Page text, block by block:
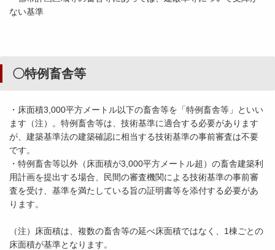
ない基準
〇特例畜舎等
・床面積3,000平方メートル以下の畜舎等を「特例畜舎等」といい
ます（注）。特例畜舎等は、技術基準に適合する必要があります
が、建築基準法の建築確認に相当する技術基準の事前審査は不要
です。
・特例畜舎等以外（床面積が3,000平方メートル超）の畜舎建築利
用計画を提出する場合、民間の審査機関による技術基準の事前審
査を受け、基準を満たしている旨の証明書等を添付する必要があ
ります。
（注）床面積は、複数の畜舎等の延べ床面積ではなく、1棟ごとの
床面積が基準となります。